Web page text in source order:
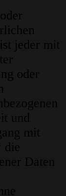
jeder mit
oder
und
mit
die
Daten